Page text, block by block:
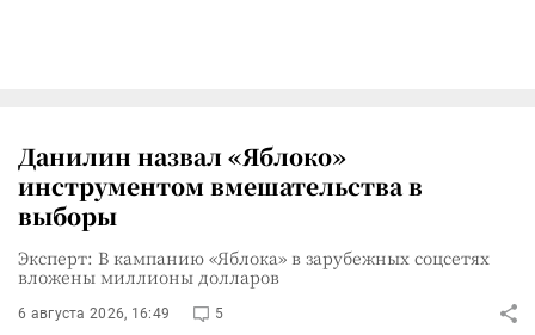
Данилин назвал «Яблоко»
инструментом вмешательства в
выборы
Эксперт: В кампанию «Яблока» в зарубежных соцсетях
вложены миллионы долларов
6 августа 2026, 16:49 5